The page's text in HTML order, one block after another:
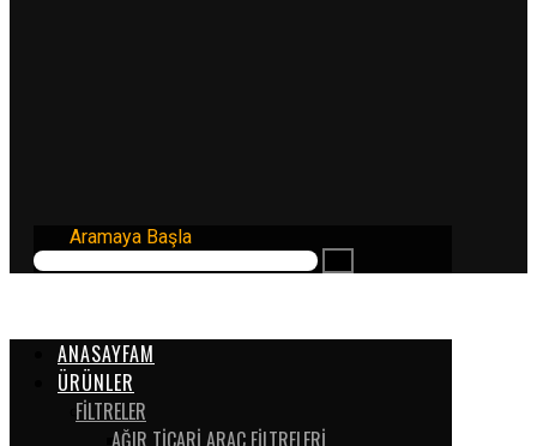
Aramaya Başla
ANASAYFAM
ÜRÜNLER
FİLTRELER